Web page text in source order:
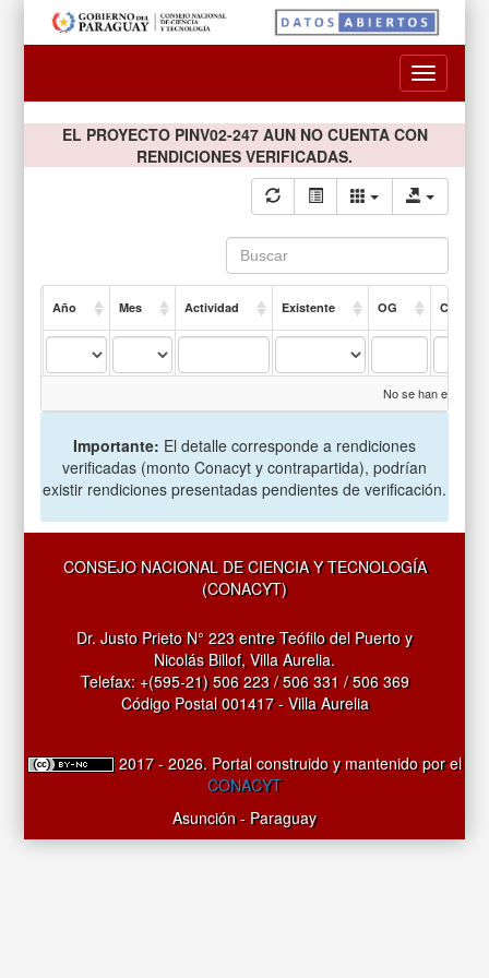
Toggle
EL PROYECTO PINV02-247 AUN NO CUENTA CON
RENDICIONES VERIFICADAS.
Año Mes Actividad Existente OG
No se han
Importante: El detalle corresponde a rendiciones
verificadas (monto Conacyt y contrapartida), podrían
existir rendiciones presentadas pendientes de verificación.
CONSEJO NACIONAL DE CIENCIA Y TECNOLOGÍA
(CONACYT)
Dr. Justo Prieto N° 223 entre Teófilo del Puerto y
Nicolás Billof, Villa Aurelia.
Telefax: +(595-21) 506 223 / 506 331 / 506 369
Código Postal 001417 - Villa Aurelia
2017 - 2026. Portal construido y mantenido por el
CONACYT
Asunción - Paraguay